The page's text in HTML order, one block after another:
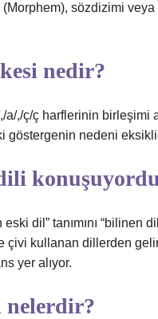
sözdizimi
nedir?
a/,/ç/ç harflerinin birleşimi
göstergenin nedeni
dil” tanımını “bilinen
kullanan dillerden
yer alıyor.
nelerdir?